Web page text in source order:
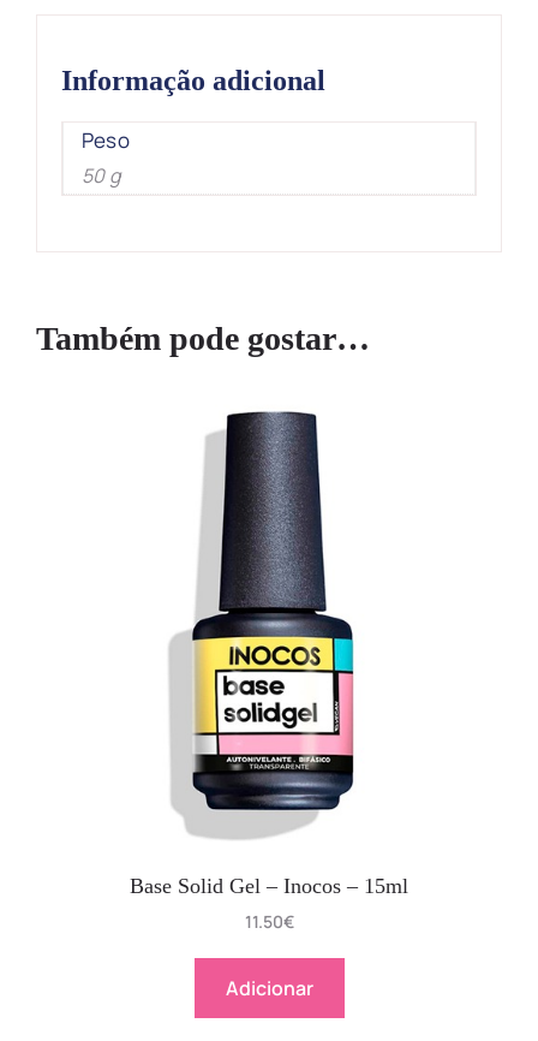
Informação adicional
Peso
50 g
Também pode gostar…
Base Solid Gel – Inocos – 15ml
11.50€
Adicionar